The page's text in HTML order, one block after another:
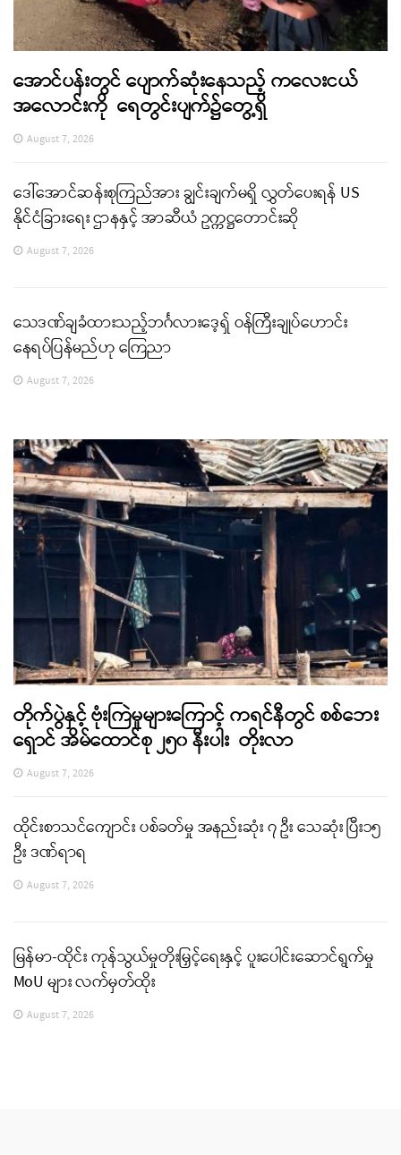
အောင်ပန်းတွင် ပျောက်ဆုံးနေသည့် ကလေးငယ်
အလောင်းကို ရေတွင်းပျက်၌တွေ့ရှိ
August 7, 2026
ဒေါ်အောင်ဆန်းစုကြည်အား ချွင်းချက်မရှိ လွှတ်ပေးရန် US
နိုင်ငံခြားရေး ဌာနနှင့် အာဆီယံ ဥက္ကဋ္ဌတောင်းဆို
August 7, 2026
သေဒဏ်ချခံထားသည့်ဘင်္ဂလားဒေ့ရှ် ဝန်ကြီးချုပ်ဟောင်း
နေရပ်ပြန်မည်ဟု ကြေညာ
August 7, 2026
တိုက်ပွဲနှင့် ဗုံးကြဲမှုများကြောင့် ကရင်နီတွင် စစ်ဘေး
ရှောင် အိမ်ထောင်စု ၂၅၀ နီးပါး တိုးလာ
August 7, 2026
ထိုင်းစာသင်ကျောင်း ပစ်ခတ်မှု အနည်းဆုံး ၇ ဦး သေဆုံး ပြီး၁၅
ဦး ဒဏ်ရာရ
August 7, 2026
မြန်မာ-ထိုင်း ကုန်သွယ်မှုတိုးမြှင့်ရေးနှင့် ပူးပေါင်းဆောင်ရွက်မှု
MoU များ လက်မှတ်ထိုး
August 7, 2026